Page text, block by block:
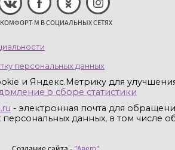
КОМФОРТ-М В СОЦИАЛЬНЫХ СЕТЯХ
персональных данных
и Яндекс.Метрику для
о сборе статистики
- электронная почта для
данных, в том числе